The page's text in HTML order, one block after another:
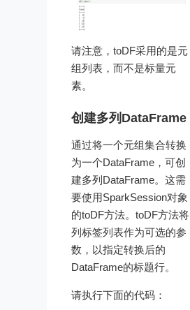
请注意，toDF采用的是元
组列表，而不是标量元
素。
创建多列DataFrame
通过将一个元组集合转换
为一个DataFrame，可创
建多列DataFrame。这需
要使用SparkSession对象
的toDF方法。toDF方法将
列标签列表作为可选的参
数，以指定转换后的
DataFrame的标题行。
请执行下面的代码：